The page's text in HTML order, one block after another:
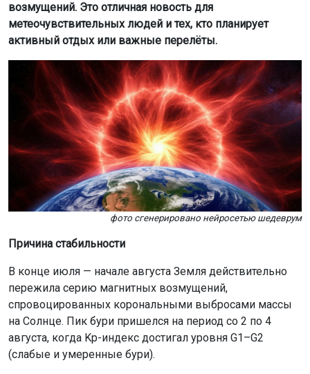
возмущений. Это отличная новость для
метеочувствительных людей и тех, кто планирует
активный отдых или важные перелёты.
фото сгенерировано нейросетью шедеврум
Причина стабильности
В конце июля — начале августа Земля действительно
пережила серию магнитных возмущений,
спровоцированных корональными выбросами массы
на Солнце. Пик бури пришелся на период со 2 по 4
августа, когда Kp-индекс достигал уровня G1–G2
(слабые и умеренные бури).